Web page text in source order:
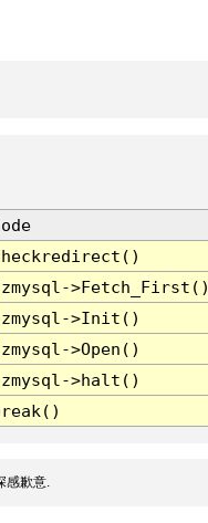
>Init()
>Open()
>halt()
感歉意.